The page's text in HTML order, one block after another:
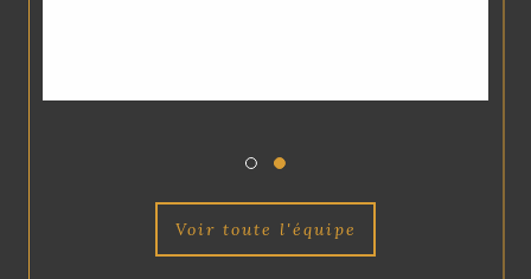
voir toute l'équipe